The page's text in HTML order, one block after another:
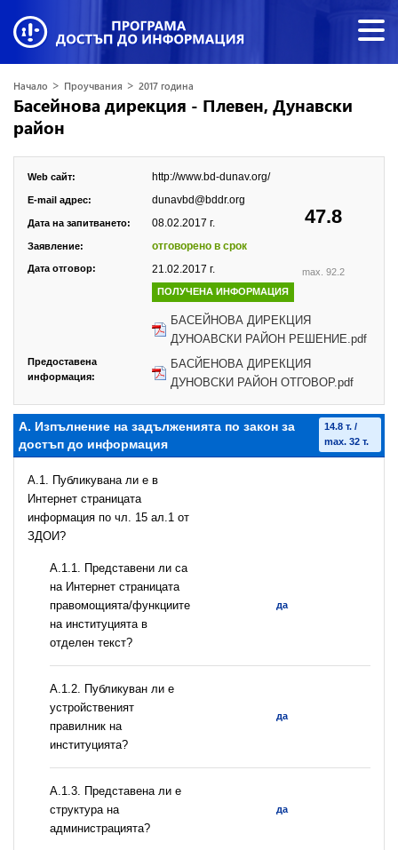
Начало > Проучвания > 2017 година
Басейнова дирекция - Плевен, Дунавски
район
47.8
max. 92.2
Web сайт: http://www.bd-dunav.org/
E-mail адрес: dunavbd@bddr.org
Дата на запитването: 08.02.2017 г.
Заявление: отговорено в срок
Дата отговор: 21.02.2017 г.
ПОЛУЧЕНА ИНФОРМАЦИЯ
БАСЕЙНОВА ДИРЕКЦИЯ
ДУНОАВСКИ РАЙОН РЕШЕНИЕ.pdf
Предоставена
информация:
БАСЙЕНОВА ДИРЕКЦИЯ
ДУНОВСКИ РАЙОН ОТГОВОР.pdf
А. Изпълнение на задълженията по закон за
достъп до информация
14.8 т. /
max. 32 т.
A.1. Публикувана ли е в
Интернет страницата
информация по чл. 15 ал.1 от
ЗДОИ?
А.1.1. Представени ли са
на Интернет страницата
правомощията/функциите
на институцията в
отделен текст?
да
А.1.2. Публикуван ли е
устройственият
правилник на
институцията?
да
A.1.3. Представена ли е
структура на
администрацията?
да